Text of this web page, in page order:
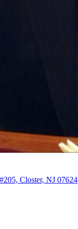
Closter, NJ 07624